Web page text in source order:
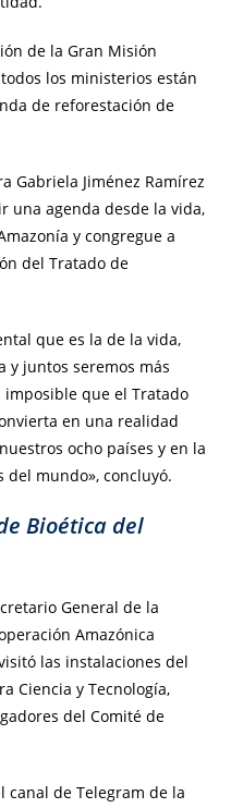
de la Gran Misión
los ministerios están
de reforestación de
Gabriela Jiménez Ramírez
una agenda desde la vida,
y congregue a
del Tratado de
que es la de la vida,
y juntos seremos más
que el Tratado
en una realidad
ocho países y en la
mundo», concluyó.
Bioética del
General de la
Amazónica
las instalaciones del
Ciencia y Tecnología,
del Comité de
canal de Telegram de la